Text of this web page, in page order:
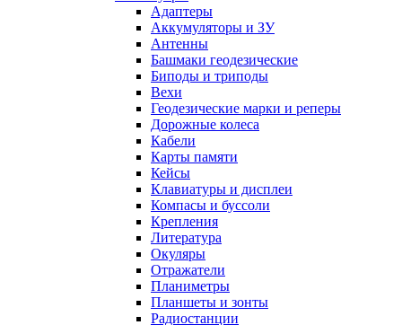
Адаптеры
Аккумуляторы и ЗУ
Антенны
Башмаки геодезические
Биподы и триподы
Вехи
Геодезические марки и реперы
Дорожные колеса
Кабели
Карты памяти
Кейсы
Клавиатуры и дисплеи
Компасы и буссоли
Крепления
Литература
Окуляры
Отражатели
Планиметры
Планшеты и зонты
Радиостанции